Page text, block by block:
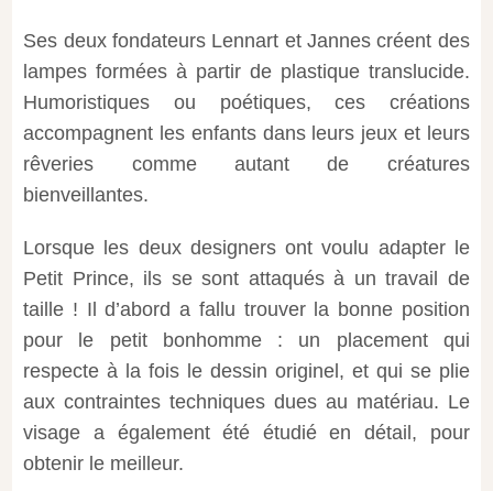
Ses deux fondateurs Lennart et Jannes créent des
lampes formées à partir de plastique translucide.
Humoristiques ou poétiques, ces créations
accompagnent les enfants dans leurs jeux et leurs
rêveries comme autant de créatures
bienveillantes.
Lorsque les deux designers ont voulu adapter le
Petit Prince, ils se sont attaqués à un travail de
taille ! Il d’abord a fallu trouver la bonne position
pour le petit bonhomme : un placement qui
respecte à la fois le dessin originel, et qui se plie
aux contraintes techniques dues au matériau. Le
visage a également été étudié en détail, pour
obtenir le meilleur.